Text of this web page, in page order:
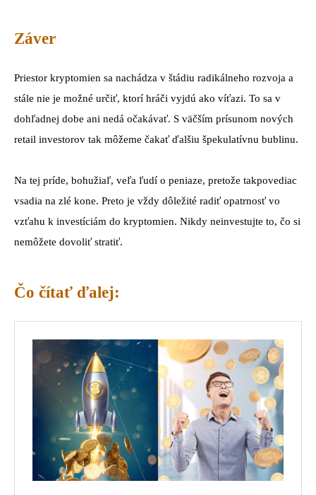
Záver
Priestor kryptomien sa nachádza v štádiu radikálneho rozvoja a
stále nie je možné určiť, ktorí hráči vyjdú ako víťazi. To sa v
dohľadnej dobe ani nedá očakávať. S väčším prísunom nových
retail investorov tak môžeme čakať ďalšiu špekulatívnu bublinu.
Na tej príde, bohužiaľ, veľa ľudí o peniaze, pretože takpovediac
vsadia na zlé kone. Preto je vždy dôležité radiť opatrnosť vo
vzťahu k investíciám do kryptomien. Nikdy neinvestujte to, čo si
nemôžete dovoliť stratiť.
Čo čítať ďalej: